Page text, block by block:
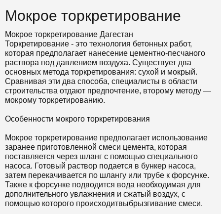
Мокрое торкретирование
Мокрое торкретирование Дагестан
Торкретирование - это технология бетонных работ,
которая предполагает нанесение цементно-песчаного
раствора под давлением воздуха. Существует два
основных метода торкретирования: сухой и мокрый.
Сравнивая эти два способа, специалисты в области
строительства отдают предпочтение, второму методу —
мокрому торкретированию.
Особенности мокрого торкретирования
Мокрое торкретирование предполагает использование
заранее приготовленной смеси цемента, которая
поставляется через шланг с помощью специального
насоса. Готовый раствор подается в бункер насоса,
затем перекачивается по шлангу или трубе к форсунке.
Также к форсунке подводится вода необходимая для
дополнительного увлажнения и сжатый воздух, с
помощью которого происходитвыбрызгивание смеси.